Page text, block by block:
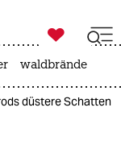

taz zahl ich
waldbrände
düstere Schatten